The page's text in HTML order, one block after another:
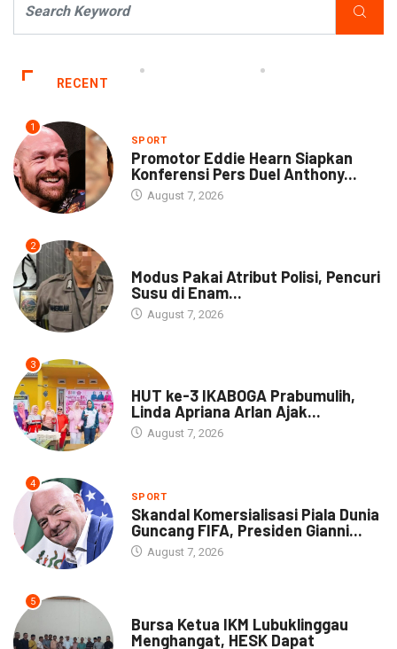
RECENT
1
SPORT
Promotor Eddie Hearn Siapkan
Konferensi Pers Duel Anthony...
August 7, 2026
2
Modus Pakai Atribut Polisi, Pencuri
Susu di Enam...
August 7, 2026
3
HUT ke-3 IKABOGA Prabumulih,
Linda Apriana Arlan Ajak...
August 7, 2026
4
SPORT
Skandal Komersialisasi Piala Dunia
Guncang FIFA, Presiden Gianni...
August 7, 2026
5
Bursa Ketua IKM Lubuklinggau
Menghangat, HESK Dapat